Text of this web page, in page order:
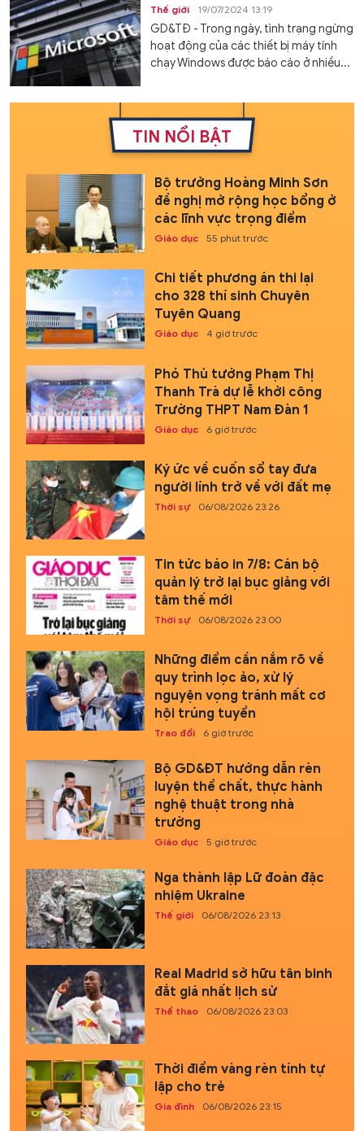
Thế giới 19/07/2024 13:19
GD&TĐ - Trong ngày, tình trạng ngừng
hoạt động của các thiết bị máy tính
chạy Windows được báo cáo ở nhiều...
TIN NỔI BẬT
Bộ trưởng Hoàng Minh Sơn
đề nghị mở rộng học bổng ở
các lĩnh vực trọng điểm
Giáo dục 55 phút trước
Chi tiết phương án thi lại
cho 328 thí sinh Chuyên
Tuyên Quang
Giáo dục 4 giờ trước
Phó Thủ tướng Phạm Thị
Thanh Trà dự lễ khởi công
Trường THPT Nam Đàn 1
Giáo dục 6 giờ trước
Ký ức về cuốn sổ tay đưa
người lính trở về với đất mẹ
Thời sự 06/08/2026 23:26
Tin tức báo in 7/8: Cán bộ
quản lý trở lại bục giảng với
tâm thế mới
Thời sự 06/08/2026 23:00
Những điểm cần nắm rõ về
quy trình lọc ảo, xử lý
nguyện vọng tránh mất cơ
hội trúng tuyển
Trao đổi 6 giờ trước
Bộ GD&ĐT hướng dẫn rèn
luyện thể chất, thực hành
nghệ thuật trong nhà
trường
Giáo dục 5 giờ trước
Nga thành lập Lữ đoàn đặc
nhiệm Ukraine
Thế giới 06/08/2026 23:13
Real Madrid sở hữu tân binh
đắt giá nhất lịch sử
Thể thao 06/08/2026 23:03
Thời điểm vàng rèn tính tự
lập cho trẻ
Gia đình 06/08/2026 23:15